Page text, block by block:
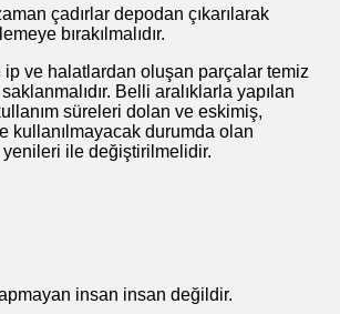
depodan çıkarılarak
bırakılmalıdır.
ip ve halatlardan oluşan parçalar temiz
Belli aralıklarla yapılan
süreleri dolan ve eskimiş,
kullanılmayacak durumda olan
ile değiştirilmelidir.
insan insan değildir.